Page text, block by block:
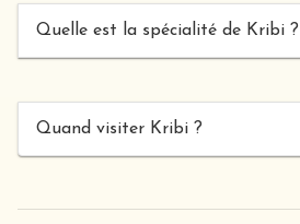
Quelle est la spécialité de Kribi ?
Quand visiter Kribi ?